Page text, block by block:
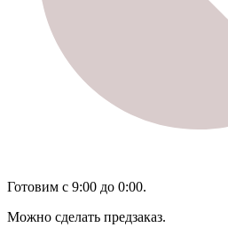
Готовим с 9:00 до 0:00.
Можно сделать предзаказ.